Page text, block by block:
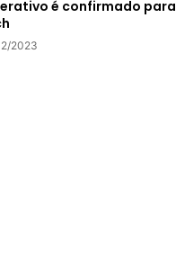
é confirmado para
2023